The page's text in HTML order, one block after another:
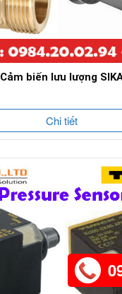
Cảm biến lưu lượng
Chi tiết